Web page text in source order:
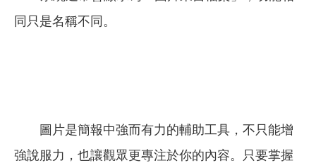
同只是名稱不同。
圖片是簡報中強而有力的輔助工具，不只能增
強說服力，也讓觀眾更專注於你的內容。只要掌握